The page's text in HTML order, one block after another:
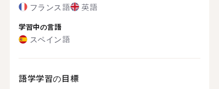
フランス語 英語
学習中の言語
スペイン語
語学学習の目標